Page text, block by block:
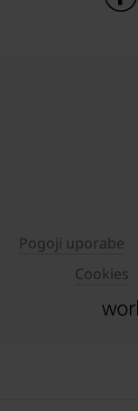
Pogoji uporabe
Cookies